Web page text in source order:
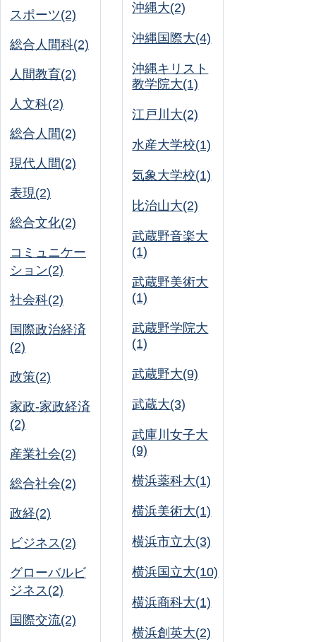
スポーツ(2)
総合人間科(2)
人間教育(2)
人文科(2)
総合人間(2)
現代人間(2)
表現(2)
総合文化(2)
コミュニケー
ション(2)
社会科(2)
国際政治経済
(2)
政策(2)
家政-家政経済
(2)
産業社会(2)
総合社会(2)
政経(2)
ビジネス(2)
グローバルビ
ジネス(2)
国際交流(2)
沖縄大(2)
沖縄国際大(4)
沖縄キリスト
教学院大(1)
江戸川大(2)
水産大学校(1)
気象大学校(1)
比治山大(2)
武蔵野音楽大
(1)
武蔵野美術大
(1)
武蔵野学院大
(1)
武蔵野大(9)
武蔵大(3)
武庫川女子大
(9)
横浜薬科大(1)
横浜美術大(1)
横浜市立大(3)
横浜国立大(10)
横浜商科大(1)
横浜創英大(2)